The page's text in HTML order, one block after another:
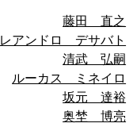
藤田 直之
レアンドロ デサバト
清武 弘嗣
ルーカス ミネイロ
坂元 達裕
奥埜 博亮